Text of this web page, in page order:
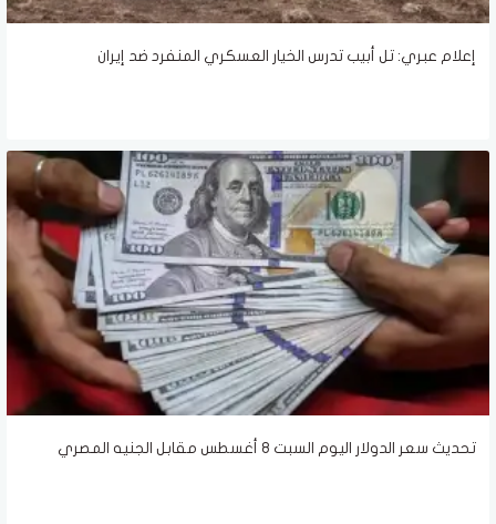
إعلام عبري: تل أبيب تدرس الخيار العسكري المنفرد ضد إيران
تحديث سعر الدولار اليوم السبت 8 أغسطس مقابل الجنيه المصري